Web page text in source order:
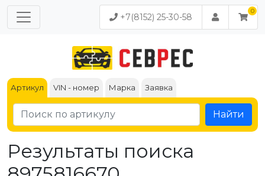
+7(8152) 25-30-58
Артикул VIN - номер Марка Заявка
Найти
Результаты поиска